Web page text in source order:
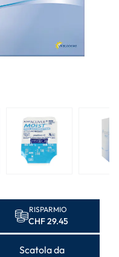
RISPARMIO
CHF 29.45
Scatola da